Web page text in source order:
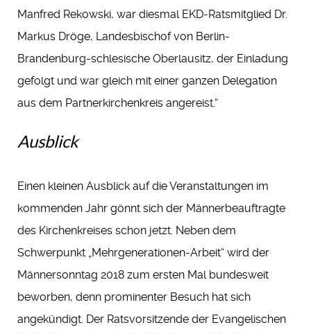
Manfred Rekowski, war diesmal EKD-Ratsmitglied Dr.
Markus Dröge, Landesbischof von Berlin-
Brandenburg-schlesische Oberlausitz, der Einladung
gefolgt und war gleich mit einer ganzen Delegation
aus dem Partnerkirchenkreis angereist.“
Ausblick
Einen kleinen Ausblick auf die Veranstaltungen im
kommenden Jahr gönnt sich der Männerbeauftragte
des Kirchenkreises schon jetzt. Neben dem
Schwerpunkt „Mehrgenerationen-Arbeit“ wird der
Männersonntag 2018 zum ersten Mal bundesweit
beworben, denn prominenter Besuch hat sich
angekündigt. Der Ratsvorsitzende der Evangelischen